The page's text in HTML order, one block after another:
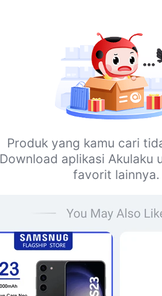
Produk yang kamu cari
Download aplikasi Akulaku
favorit lainnya.